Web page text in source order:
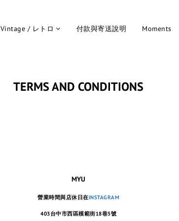
Vintage / レトロ 付款與寄送說明 Moments
TERMS AND CONDITIONS
MYU
營業時間與店休日在INSTAGRAM
403台中市西區模範街18巷5號